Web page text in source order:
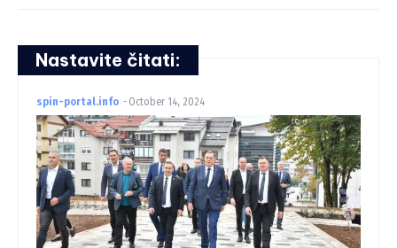
Nastavite čitati:
spin-portal.info - October 14, 2024